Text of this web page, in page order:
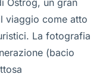
Ostrog, un gran
viaggio come atto
La fotografia
(bacio